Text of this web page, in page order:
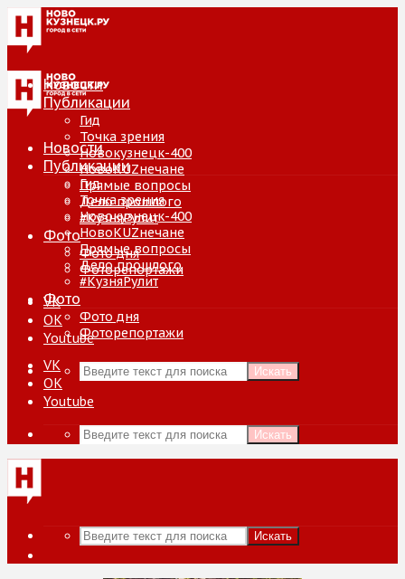
Новости
Публикации
Гид
Точка зрения
Новокузнецк-400
НовоKUZнечане
Прямые вопросы
Дело прошлого
#КузняРулит
Фото
Фото дня
Фоторепортажи
VK
ОК
Youtube
Искать
Новости
Публикации
Гид
Точка зрения
Новокузнецк-400
НовоKUZнечане
Прямые вопросы
Дело прошлого
#КузняРулит
Фото
Фото дня
Фоторепортажи
VK
ОК
Youtube
Искать
Искать